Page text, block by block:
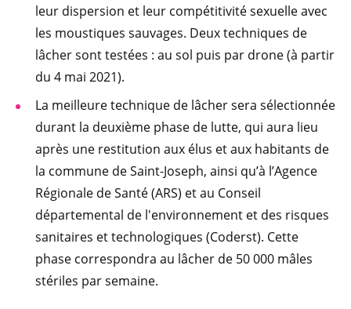
leur dispersion et leur compétitivité sexuelle avec
les moustiques sauvages. Deux techniques de
lâcher sont testées : au sol puis par drone (à partir
du 4 mai 2021).
La meilleure technique de lâcher sera sélectionnée
durant la deuxième phase de lutte, qui aura lieu
après une restitution aux élus et aux habitants de
la commune de Saint-Joseph, ainsi qu’à l’Agence
Régionale de Santé (ARS) et au Conseil
départemental de l'environnement et des risques
sanitaires et technologiques (Coderst). Cette
phase correspondra au lâcher de 50 000 mâles
stériles par semaine.